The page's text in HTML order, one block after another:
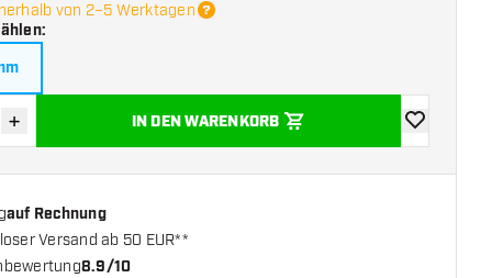
von 2–5 Werktagen
:
Menge erhöhen
+ IN DEN WARENKORB
Zur
auf Rechnung
Versand ab 50 EUR**
8.9/10